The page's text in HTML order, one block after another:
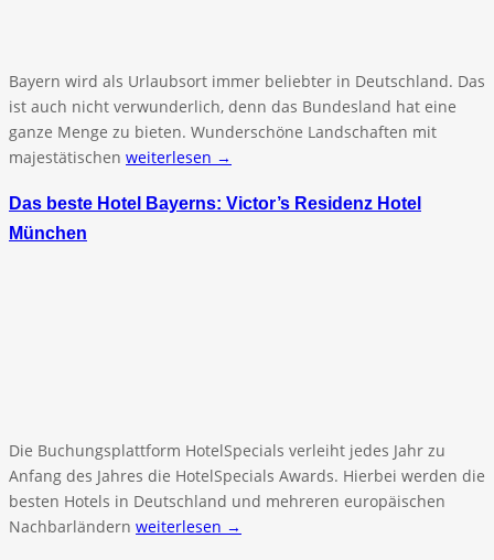
Bayern wird als Urlaubsort immer beliebter in Deutschland. Das
ist auch nicht verwunderlich, denn das Bundesland hat eine
ganze Menge zu bieten. Wunderschöne Landschaften mit
majestätischen weiterlesen →
Das beste Hotel Bayerns: Victor’s Residenz Hotel
München
Die Buchungsplattform HotelSpecials verleiht jedes Jahr zu
Anfang des Jahres die HotelSpecials Awards. Hierbei werden die
besten Hotels in Deutschland und mehreren europäischen
Nachbarländern weiterlesen →